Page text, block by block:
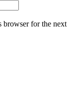
browser for the next